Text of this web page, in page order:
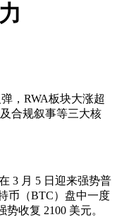
，RWA板块大涨超
合规叙事等三大核
3 月 5 日迎来强势普
币（BTC）盘中一度
收复 2100 美元。